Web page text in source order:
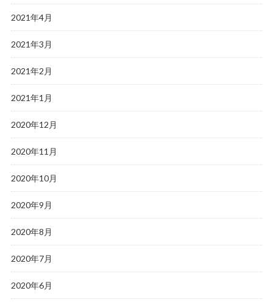
2021年4月
2021年3月
2021年2月
2021年1月
2020年12月
2020年11月
2020年10月
2020年9月
2020年8月
2020年7月
2020年6月